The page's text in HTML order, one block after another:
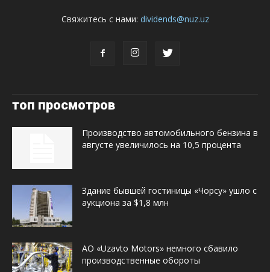
Свяжитесь с нами: dividends@nuz.uz
топ просмотров
Производство автомобильного бензина в
августе увеличилось на 10,5 процента
Здание бывшей гостиницы «Чорсу» ушло с
аукциона за $1,8 млн
АО «Uzavto Motors» немного сбавило
производственные обороты